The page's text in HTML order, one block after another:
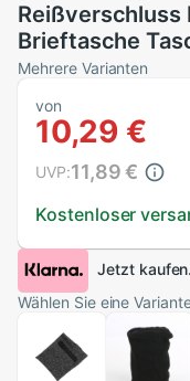
Reißverschluss
Brieftasche
Basketball
Lagerung fallen
Mehrere Varianten
von
10,29 €
Kostenloser
UVP:11,89 €
Jetzt
Wählen Sie eine